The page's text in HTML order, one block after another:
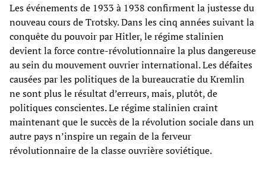
Les événements de 1933 à 1938 confirment la justesse du
nouveau cours de Trotsky. Dans les cinq années suivant la
conquête du pouvoir par Hitler, le régime stalinien
devient la force contre-révolutionnaire la plus dangereuse
au sein du mouvement ouvrier international. Les défaites
causées par les politiques de la bureaucratie du Kremlin
ne sont plus le résultat d’erreurs, mais, plutôt, de
politiques conscientes. Le régime stalinien craint
maintenant que le succès de la révolution sociale dans un
autre pays n’inspire un regain de la ferveur
révolutionnaire de la classe ouvrière soviétique.